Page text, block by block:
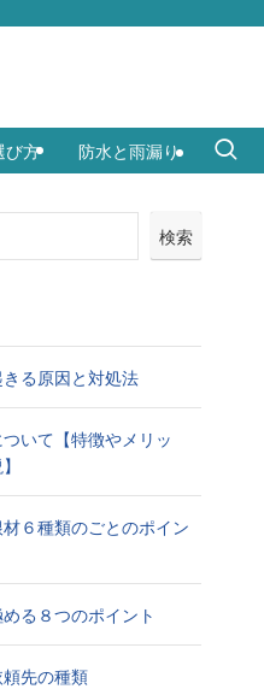
び方 防水と雨漏り
検索
る原因と対処法
いて【特徴やメリッ
６種類のごとのポイン
る８つのポイント
先の種類